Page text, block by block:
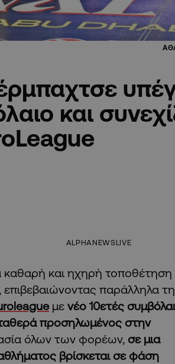
και
ALPHANEWSLIVE
και ηχηρή τοποθέτηση
παράλληλα τη
με νέο 10ετές
προσηλωμένος στην
όλων των φορέων, σε μια
βρίσκεται σε φάση